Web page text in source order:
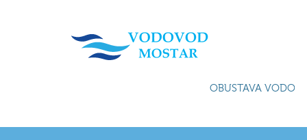
OBUSTAVA